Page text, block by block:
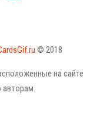
© 2018
на сайте
авторам.